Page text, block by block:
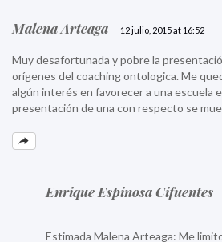
Malena Arteaga 12 julio, 2015 at 16:52
Muy desafortunada y pobre la
orígenes del coaching ontologica. Me
algún interés en favorecer a una escuela
presentación de una con respecto se
Enrique Espinosa Cifuentes
Estimada Malena Arteaga: Me